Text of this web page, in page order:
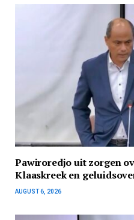
Pawiroredjo uit zorgen
Klaaskreek en
AUGUST 6, 2026